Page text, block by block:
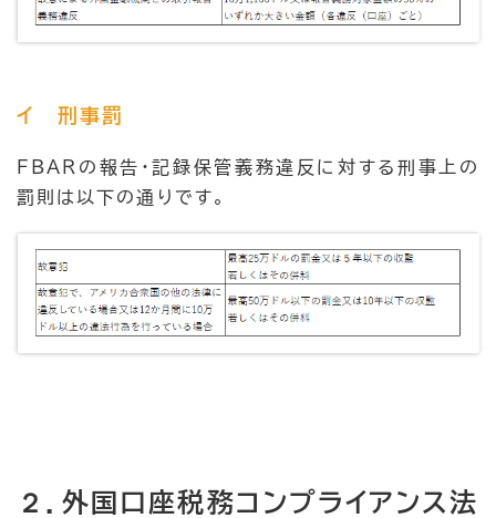
イ 刑事罰
FBARの報告・記録保管義務違反に対する刑事上の
罰則は以下の通りです。
２．外国口座税務コンプライアンス法